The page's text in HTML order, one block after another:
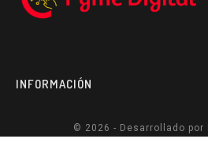
INFORMACIÓN
© 2026 - Desarrollado por